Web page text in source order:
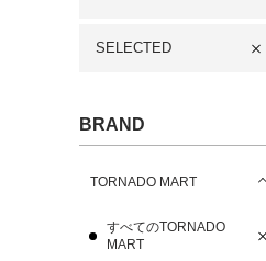
SELECTED
BRAND
TORNADO MART
すべてのTORNADO
MART